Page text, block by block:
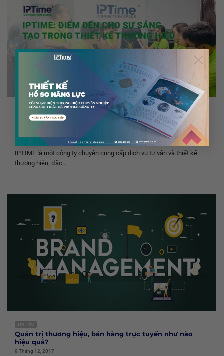
×
IPTIME: Điểm Đến Cho Sự Sáng Tạo Trong Thiết Kế
Thương Hiệu
18 Tháng 1, 2025
IPTIME là một công ty chuyên cung cấp dịch vụ tư vấn và thiết kế
thương hiệu, đặc...
TIN TỨC
Quản trị thương hiệu, bán hàng trực tuyến như nào
hiệu quả?
9 Tháng 12, 2017